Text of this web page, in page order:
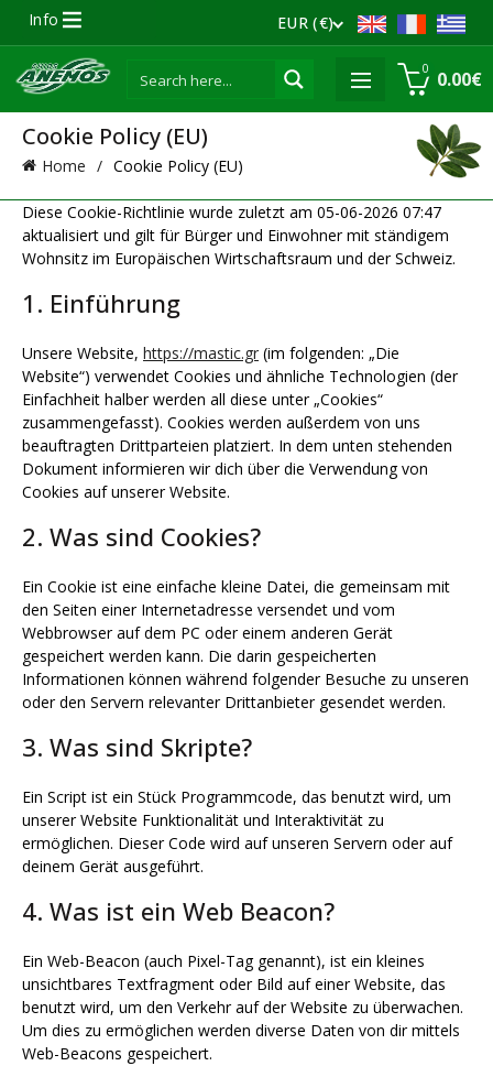
EUR (€)
Info
0 0.00€
Cookie Policy (EU)
Home Cookie Policy (EU)
Diese Cookie-Richtlinie wurde zuletzt am 05-06-2026 07:47
aktualisiert und gilt für Bürger und Einwohner mit ständigem
Wohnsitz im Europäischen Wirtschaftsraum und der Schweiz.
1. Einführung
Unsere Website, https://mastic.gr (im folgenden: „Die
Website“) verwendet Cookies und ähnliche Technologien (der
Einfachheit halber werden all diese unter „Cookies“
zusammengefasst). Cookies werden außerdem von uns
beauftragten Drittparteien platziert. In dem unten stehenden
Dokument informieren wir dich über die Verwendung von
Cookies auf unserer Website.
2. Was sind Cookies?
Ein Cookie ist eine einfache kleine Datei, die gemeinsam mit
den Seiten einer Internetadresse versendet und vom
Webbrowser auf dem PC oder einem anderen Gerät
gespeichert werden kann. Die darin gespeicherten
Informationen können während folgender Besuche zu unseren
oder den Servern relevanter Drittanbieter gesendet werden.
3. Was sind Skripte?
Ein Script ist ein Stück Programmcode, das benutzt wird, um
unserer Website Funktionalität und Interaktivität zu
ermöglichen. Dieser Code wird auf unseren Servern oder auf
deinem Gerät ausgeführt.
4. Was ist ein Web Beacon?
Ein Web-Beacon (auch Pixel-Tag genannt), ist ein kleines
unsichtbares Textfragment oder Bild auf einer Website, das
benutzt wird, um den Verkehr auf der Website zu überwachen.
Um dies zu ermöglichen werden diverse Daten von dir mittels
Web-Beacons gespeichert.